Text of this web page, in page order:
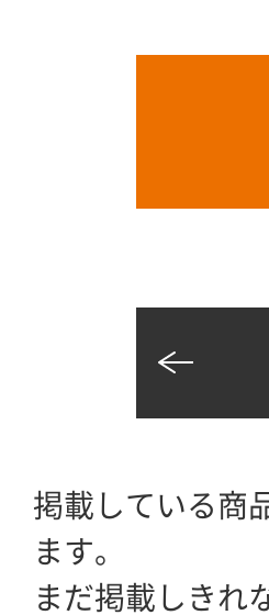
掲載している商
ます。
まだ掲載しきれ